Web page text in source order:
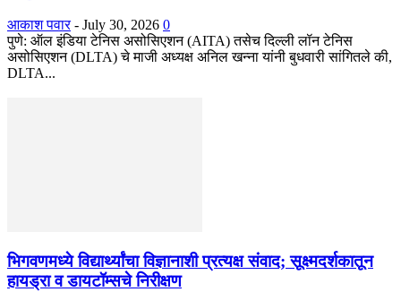
आकाश पवार - July 30, 2026 0
पुणे: ऑल इंडिया टेनिस असोसिएशन (AITA) तसेच दिल्ली लॉन टेनिस
असोसिएशन (DLTA) चे माजी अध्यक्ष अनिल खन्ना यांनी बुधवारी सांगितले की,
DLTA...
भिगवणमध्ये विद्यार्थ्यांचा विज्ञानाशी प्रत्यक्ष संवाद; सूक्ष्मदर्शकातून
हायड्रा व डायटॉम्सचे निरीक्षण